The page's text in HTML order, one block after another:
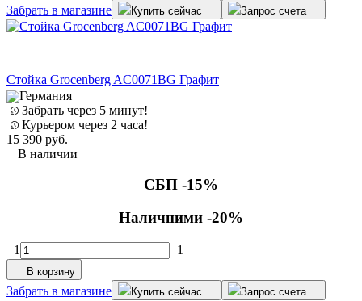
Забрать в магазине Купить сейчас Запрос счета
Стойка Grocenberg AC0071BG Графит
Германия
Забрать через 5 минут!
Курьером через 2 часа!
15 390 руб.
В наличии
СБП -15%
Наличними -20%
1 1
В корзину
Забрать в магазине Купить сейчас Запрос счета